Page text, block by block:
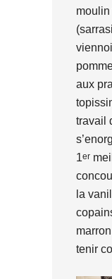
aux
travail
1er
la
tenir